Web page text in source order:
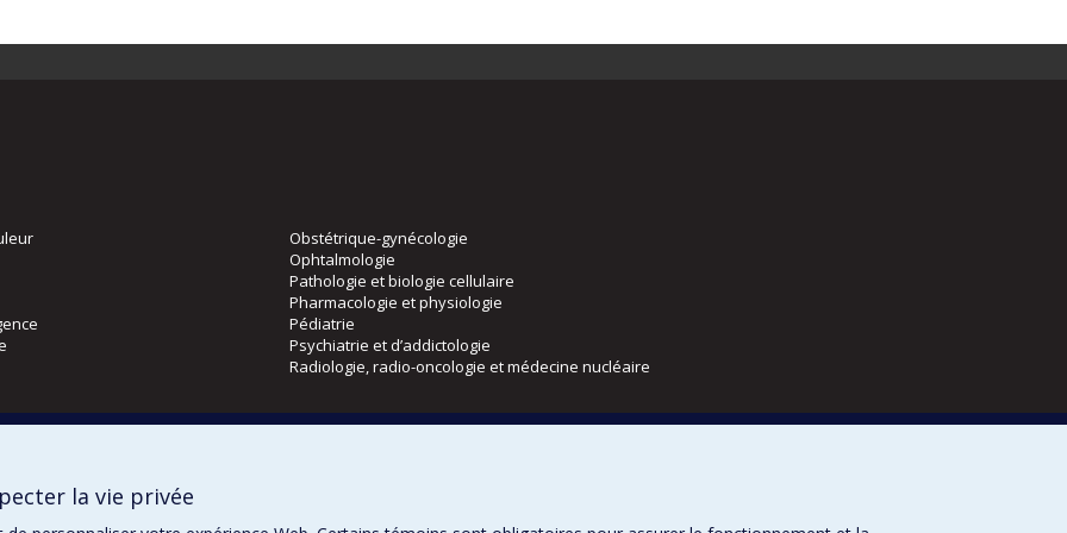
Obstétrique-gynécologie
Ophtalmologie
Pathologie et biologie cellulaire
Pharmacologie et physiologie
Pédiatrie
Psychiatrie et d’addictologie
Radiologie, radio-oncologie et médecine nucléaire
la vie privée